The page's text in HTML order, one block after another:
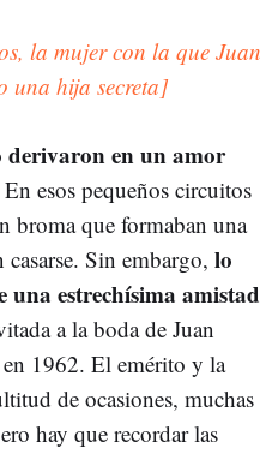
la mujer con la que Juan
una hija secreta]
derivaron en un amor
En esos pequeños circuitos
broma que formaban una
Sin embargo, lo
una estrechísima amistad
a la boda de Juan
1962. El emérito y la
de ocasiones, muchas
hay que recordar las